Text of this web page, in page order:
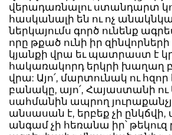
վերադառնալու ստանդարտ
հասկանալի են ու ոչ
ներկայումս գործ ունենք
որը թքած ունի իր զինվորների
կյանքի վրա եւ պատրաստ է
հակառակորդ երկրի խաղաղ
վրա: Այո՛, մարտունակ ու հզոր
բանակը, այո՛, Հայաստանի
սահմանին ապրող
անսասան է, երբեք չի ընկճվի,
անգամ չի հեռանա իր՝ թեկուզ